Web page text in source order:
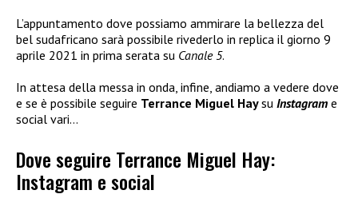
L’appuntamento dove possiamo ammirare la bellezza del
bel sudafricano sarà possibile rivederlo in replica il giorno 9
aprile 2021 in prima serata su Canale 5.
In attesa della messa in onda, infine, andiamo a vedere dove
e se è possibile seguire Terrance Miguel Haysu Instagram e
social vari…
Dove seguire Terrance Miguel Hay:
Instagram e social